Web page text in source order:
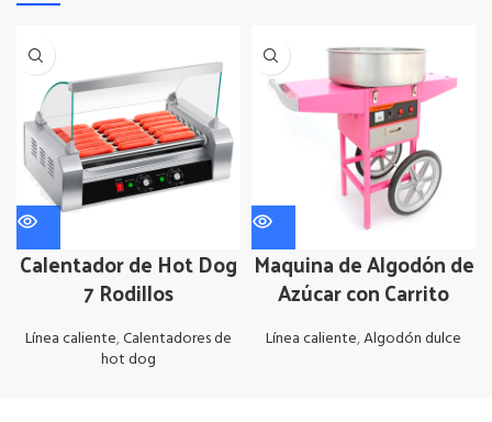
Calentador de Hot Dog
7 Rodillos
Línea caliente,Calentadores de
hot dog
Maquina de Algodón de
Azúcar con Carrito
Línea caliente,Algodón dulce